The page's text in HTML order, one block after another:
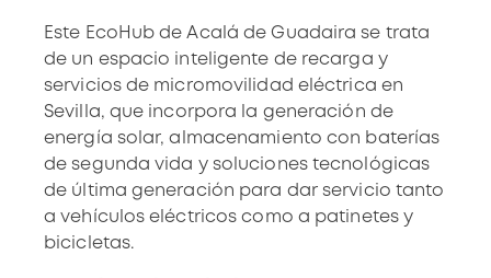
Este EcoHub de Acalá de Guadaira se trata
de un espacio inteligente de recarga y
servicios de micromovilidad eléctrica en
Sevilla, que incorpora la generación de
energía solar, almacenamiento con baterías
de segunda vida y soluciones tecnológicas
de última generación para dar servicio tanto
a vehículos eléctricos como a patinetes y
bicicletas.